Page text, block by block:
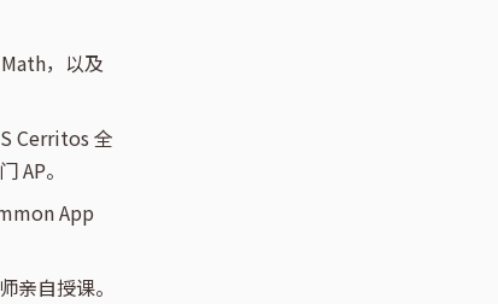
，以及
Cerritos 全
AP。
App
亲自授课。